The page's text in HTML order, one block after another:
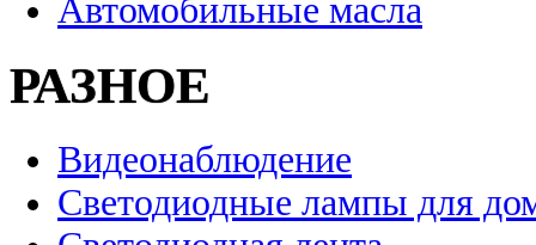
Автомобильные масла
РАЗНОЕ
Видеонаблюдение
Светодиодные лампы для